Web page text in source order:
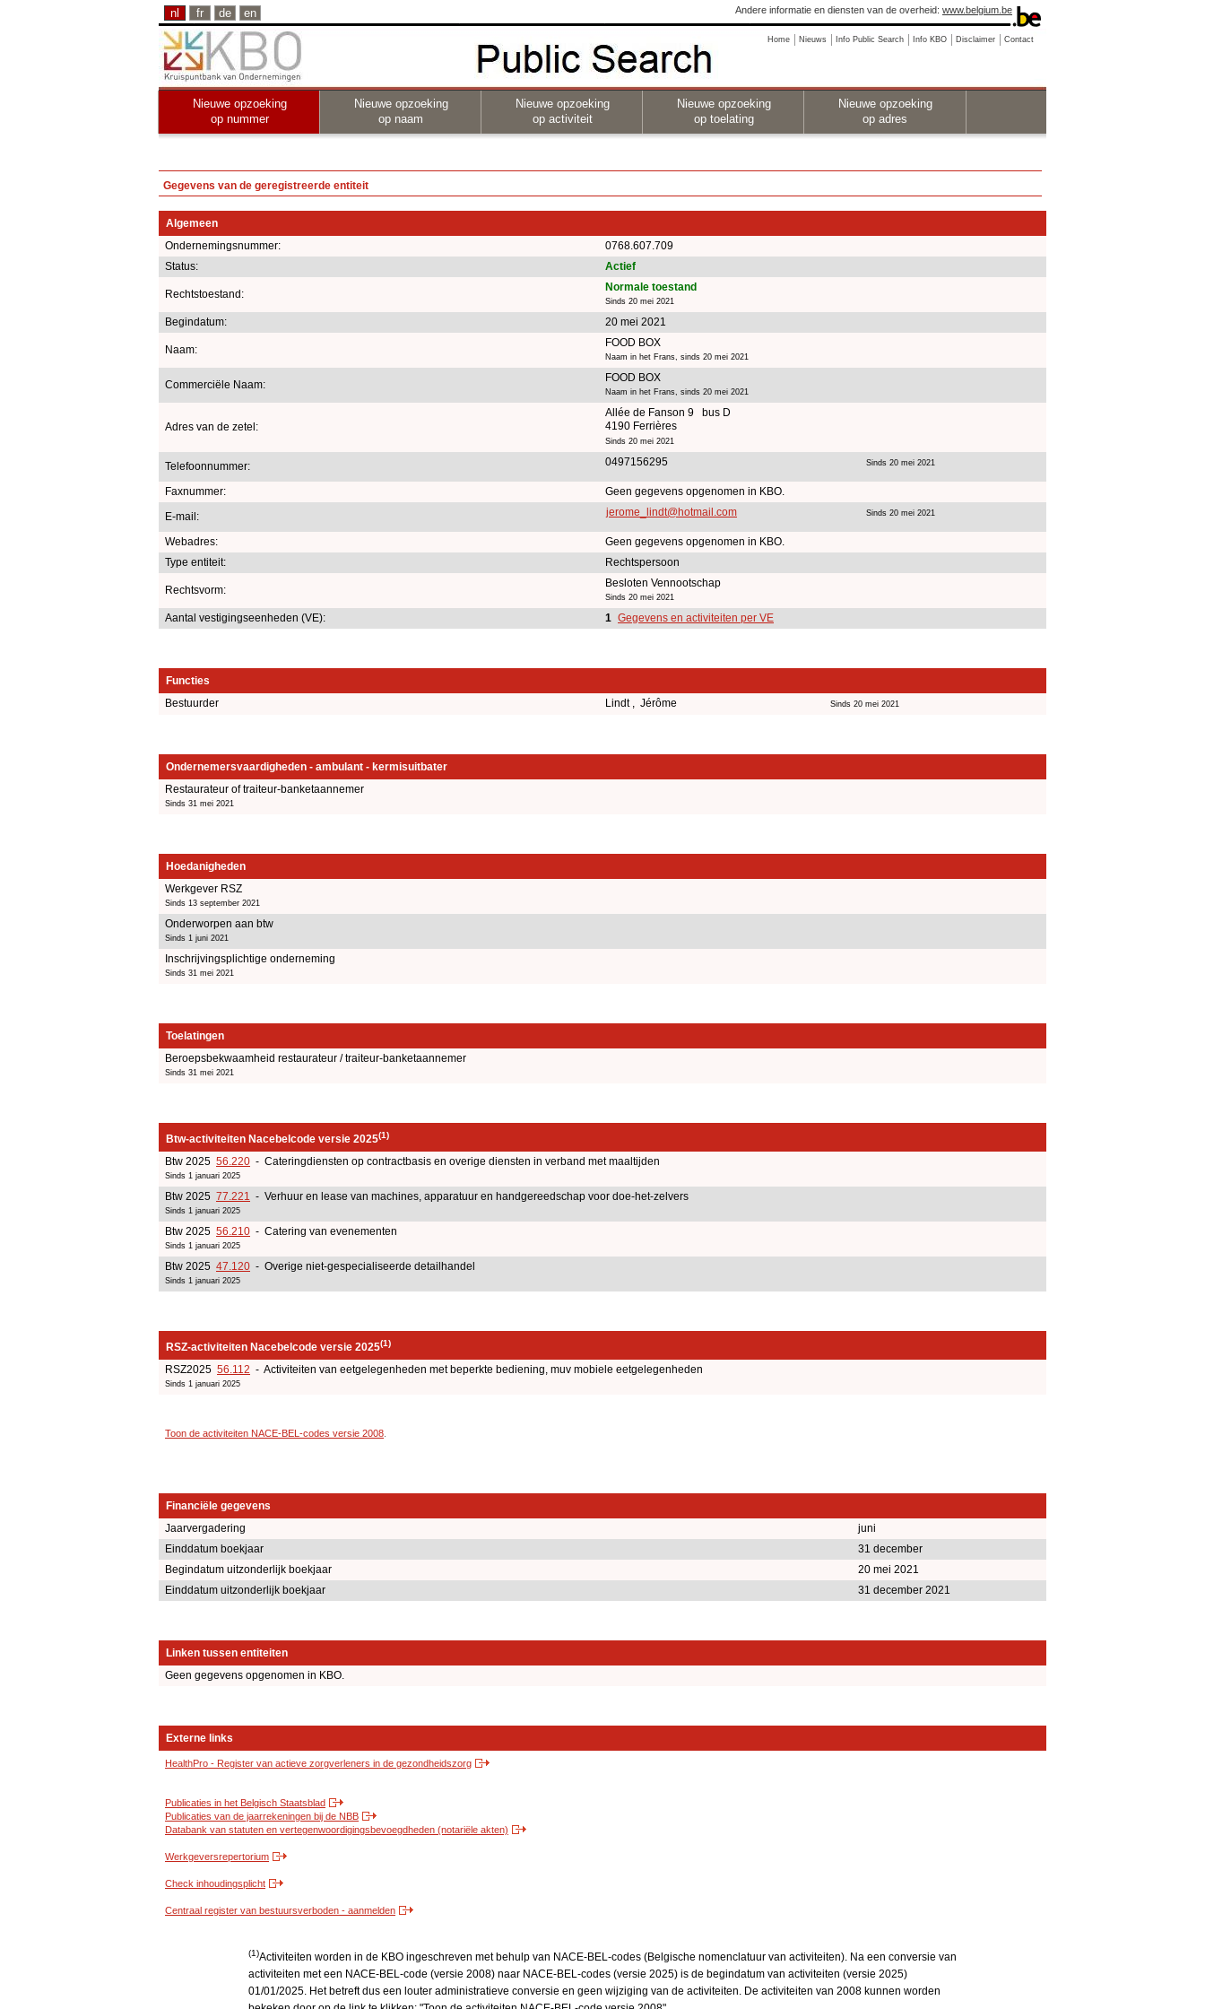
nl fr de en Andere informatie en diensten van de overheid: www.belgium.be
Home Nieuws Info Public Search Info KBO Disclaimer Contact
Nieuwe opzoeking
op nummer
Nieuwe opzoeking
op naam
Nieuwe opzoeking
op activiteit
Nieuwe opzoeking
op toelating
Nieuwe opzoeking
op adres
Gegevens van de geregistreerde entiteit
Algemeen
Ondernemingsnummer:
0768.607.709
Status:
Actief
Rechtstoestand:
Normale toestand
Sinds 20 mei 2021
Begindatum: 20 mei 2021
Naam:
FOOD BOX
Naam in het Frans, sinds 20 mei 2021
Commerciële Naam:
FOOD BOX
Naam in het Frans, sinds 20 mei 2021
Adres van de zetel:
Allée de Fanson 9 bus D
4190 Ferrières
Sinds 20 mei 2021
Telefoonnummer: 0497156295 Sinds 20 mei 2021
Faxnummer:
Geen gegevens opgenomen in KBO.
E-mail:
jerome_lindt@hotmail.com Sinds 20 mei 2021
Webadres:
Geen gegevens opgenomen in KBO.
Type entiteit:
Rechtspersoon
Rechtsvorm:
Besloten Vennootschap
Sinds 20 mei 2021
Aantal vestigingseenheden (VE): 1 Gegevens en activiteiten per VE
Functies
Bestuurder
Lindt , Jérôme Sinds 20 mei 2021
Ondernemersvaardigheden - ambulant - kermisuitbater
Restaurateur of traiteur-banketaannemer
Sinds 31 mei 2021
Hoedanigheden
Werkgever RSZ
Sinds 13 september 2021
Onderworpen aan btw
Sinds 1 juni 2021
Inschrijvingsplichtige onderneming
Sinds 31 mei 2021
Toelatingen
Beroepsbekwaamheid restaurateur / traiteur-banketaannemer
Sinds 31 mei 2021
Btw-activiteiten Nacebelcode versie 2025(1)
Btw 2025 56.220 - Cateringdiensten op contractbasis en overige diensten in verband met maaltijden
Sinds 1 januari 2025
Btw 2025 77.221 - Verhuur en lease van machines, apparatuur en handgereedschap voor doe-het-zelvers
Sinds 1 januari 2025
Btw 2025 56.210 - Catering van evenementen
Sinds 1 januari 2025
Btw 2025 47.120 - Overige niet-gespecialiseerde detailhandel
Sinds 1 januari 2025
RSZ-activiteiten Nacebelcode versie 2025(1)
RSZ2025 56.112 - Activiteiten van eetgelegenheden met beperkte bediening, muv mobiele eetgelegenheden
Sinds 1 januari 2025
Toon de activiteiten NACE-BEL-codes versie 2008
Financiële gegevens
Jaarvergadering
juni
Einddatum boekjaar
31 december
Begindatum uitzonderlijk boekjaar
20 mei 2021
Einddatum uitzonderlijk boekjaar
31 december 2021
Linken tussen entiteiten
Geen gegevens opgenomen in KBO.
Externe links
HealthPro - Register van actieve zorgverleners in de gezondheidszorg
Publicaties in het Belgisch Staatsblad
Publicaties van de jaarrekeningen bij de NBB
Databank van statuten en vertegenwoordigingsbevoegdheden (notariële akten)
Werkgeversrepertorium
Check inhoudingsplicht
Centraal register van bestuursverboden - aanmelden
(1)Activiteiten worden in de KBO ingeschreven met behulp van NACE-BEL-codes (Belgische nomenclatuur van activiteiten). Na een conversie van
activiteiten met een NACE-BEL-code (versie 2008) naar NACE-BEL-codes (versie 2025) is de begindatum van activiteiten (versie 2025)
01/01/2025. Het betreft dus een louter administratieve conversie en geen wijziging van de activiteiten. De activiteiten van 2008 kunnen worden